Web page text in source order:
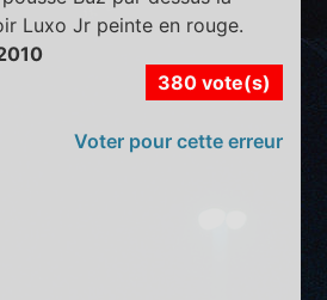
Luxo Jr peinte en rouge.
380 vote(s)
Voter pour cette erreur